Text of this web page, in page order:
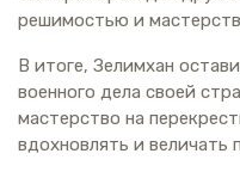
решимостью и
В итоге, Зелимхан
военного дела своей
мастерство на
вдохновлять и